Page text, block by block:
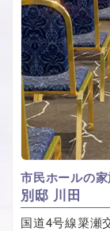
市民ホールの
別邸 川田
国道4号線簗瀬